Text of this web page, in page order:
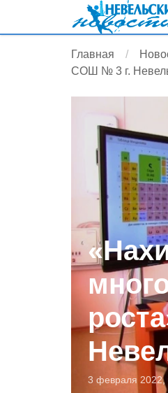
Главная
СОШ № 3 г.
3 февраля 2022,